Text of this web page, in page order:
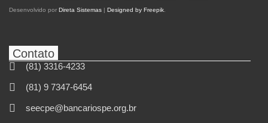
Desenvolvido por Direta Sistemas | Designed by Freepik
Contato
(81) 3316-4233
(81) 9 7347-6454
seecpe@bancariospe.org.br